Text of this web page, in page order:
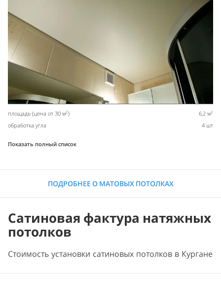
площадь (цена от 30 м2) 6,2 м2
обработка угла 4 шт
Показать полный список
ПОДРОБНЕЕ О МАТОВЫХ ПОТОЛКАХ
Сатиновая фактура натяжных
потолков
Стоимость установки сатиновых потолков в Кургане